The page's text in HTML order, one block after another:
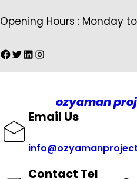
geç
Opening Hours : Monday
Facebook
Twitter
LinkedIn
Instagram
ozyaman
Email Us
Contact Tel